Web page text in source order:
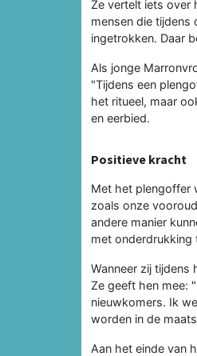
Ze vertelt iets over
mensen die tijdens
ingetrokken. Daar
Als jonge
"Tijdens een
het ritueel, maar
en eerbied.
Positieve kracht
Met het plengoffer
zoals onze
andere manier
met onderdrukking
Wanneer zij tijdens
Ze geeft hen mee:
nieuwkomers. Ik
worden in de
Aan het einde van